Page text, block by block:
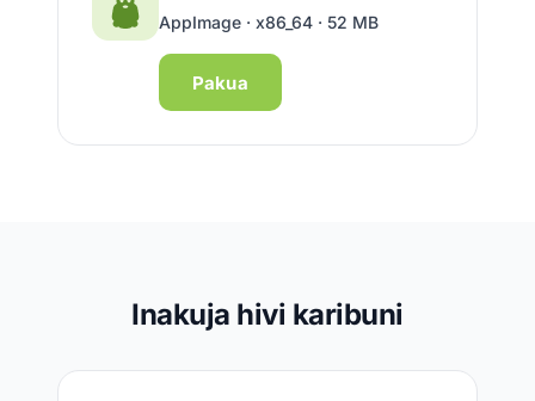
AppImage · x86_64 · 52 MB
Pakua
Inakuja hivi karibuni